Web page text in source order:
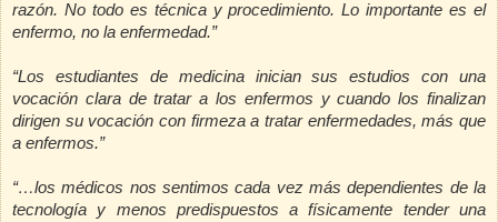
razón. No todo es técnica y procedimiento. Lo importante es el
enfermo, no la enfermedad.”
“Los estudiantes de medicina inician sus estudios con una
vocación clara de tratar a los enfermos y cuando los finalizan
dirigen su vocación con firmeza a tratar enfermedades, más que
a enfermos.”
“…los médicos nos sentimos cada vez más dependientes de la
tecnología y menos predispuestos a físicamente tender una